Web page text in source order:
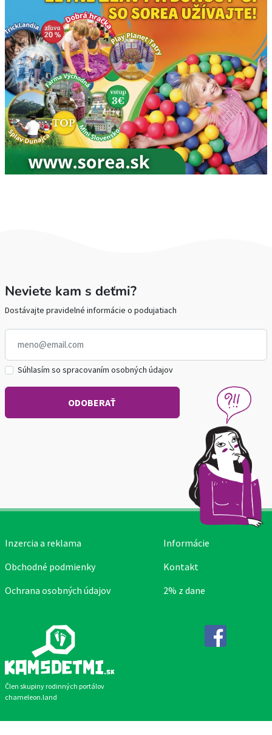
Neviete kam s deťmi?
Dostávajte pravidelné informácie o podujatiach
Súhlasím so spracovaním osobných údajov
Člen skupiny rodinných portálov
chameleon.land
Inzercia a reklama
Obchodné podmienky
Ochrana osobných údajov
Informácie
Kontakt
2% z dane